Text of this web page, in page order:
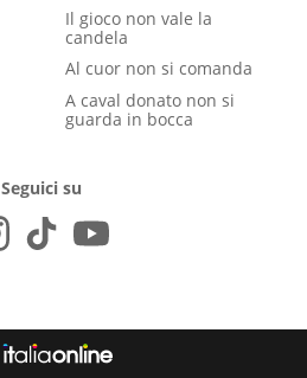
Il gioco non vale la
candela
Al cuor non si comanda
A caval donato non si
guarda in bocca
Seguici su